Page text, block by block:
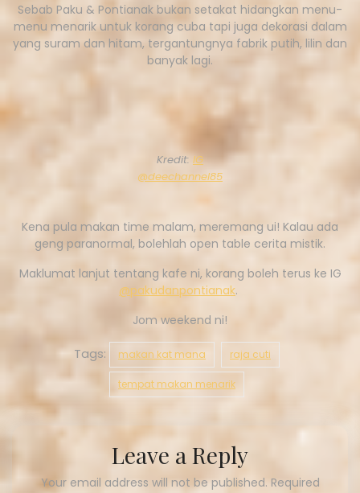
Sebab Paku & Pontianak bukan setakat hidangkan menu-
menu menarik untuk korang cuba tapi juga dekorasi dalam
yang suram dan hitam, tergantungnya fabrik putih, lilin dan
banyak lagi.
Kredit: IG
@deechannel85
Kena pula makan time malam, meremang ui! Kalau ada
geng paranormal, bolehlah open table cerita mistik.
Maklumat lanjut tentang kafe ni, korang boleh terus ke IG
@pakudanpontianak.
Jom weekend ni!
Tags: makan kat mana raja cuti
tempat makan menarik
Leave a Reply
Your email address will not be published. Required